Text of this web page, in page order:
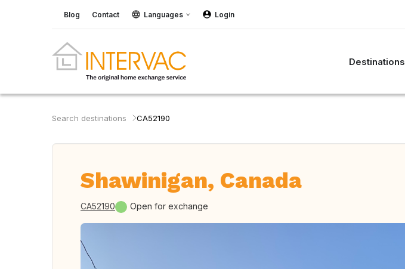
Blog Contact Languages Login
Destinations
Search destinations CA52190
Shawinigan, Canada
CA52190 Open for exchange